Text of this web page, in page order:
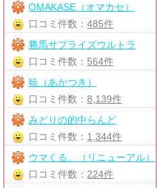
OMAKASE（オマカセ）
口コミ件数：485件
勝馬サプライズウルトラ
口コミ件数： 564件
暁（あかつき）
口コミ件数：8,139件
みどりの的中らんど
口コミ件数： 1,344件
ウマくる。（リニューアル）
口コミ件数： 224件